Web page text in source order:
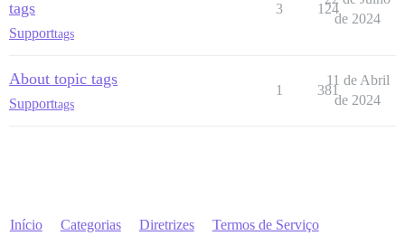
tags
Supporttags
3 124
de 2024
About topic tags
Supporttags
1 381
11 de Abril
de 2024
Início Categorias Diretrizes Termos de Serviço